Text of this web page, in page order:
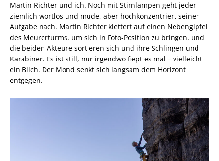
Martin Richter und ich. Noch mit Stirnlampen geht jeder
ziemlich wortlos und müde, aber hochkonzentriert seiner
Aufgabe nach. Martin Richter klettert auf einen Nebengipfel
des Meurerturms, um sich in Foto-Position zu bringen, und
die beiden Akteure sortieren sich und ihre Schlingen und
Karabiner. Es ist still, nur irgendwo fiept es mal – vielleicht
ein Bilch. Der Mond senkt sich langsam dem Horizont
entgegen.